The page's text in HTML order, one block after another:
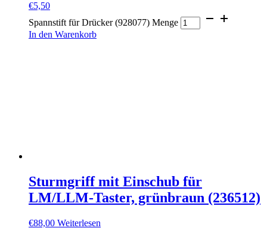
€5,50
Spannstift für Drücker (928077) Menge
In den Warenkorb
Sturmgriff mit Einschub für
LM/LLM-Taster, grünbraun (236512)
€88,00 Weiterlesen